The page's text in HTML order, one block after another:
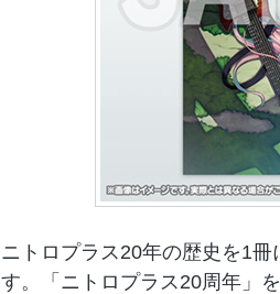
ニトロプラス20年の歴史を1
す。「ニトロプラス20周年」